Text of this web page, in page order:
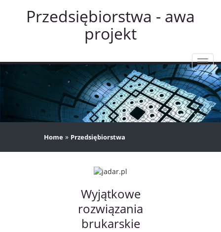
Przedsiębiorstwa - awa
projekt
Home » Przedsiębiorstwa
Wyjątkowe
rozwiązania
brukarskie